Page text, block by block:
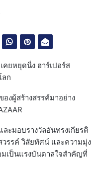
คยหยุดนิ่ง ฮาร์เปอร์ส
ก
งผู้สร้างสรรค์มาอย่าง
ะมอบรางวัลอันทรงเกียรติ
รรค์ วิสัยทัศน์ และความมุ่ง
เป็นแรงบันดาลใจสำคัญที่